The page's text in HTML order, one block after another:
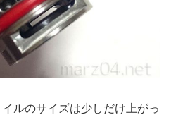
ルのサイズは少しだけ上がっ